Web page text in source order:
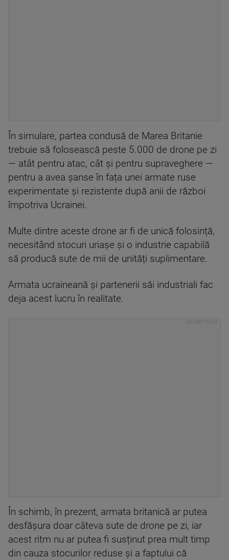
În simulare, partea condusă de Marea Britanie
trebuie să folosească peste 5.000 de drone pe zi
— atât pentru atac, cât și pentru supraveghere —
pentru a avea șanse în fața unei armate ruse
experimentate și rezistente după anii de război
împotriva Ucrainei.
Multe dintre aceste drone ar fi de unică folosință,
necesitând stocuri uriașe și o industrie capabilă
să producă sute de mii de unități suplimentare.
Armata ucraineană și partenerii săi industriali fac
deja acest lucru în realitate.
În schimb, în prezent, armata britanică ar putea
desfășura doar câteva sute de drone pe zi, iar
acest ritm nu ar putea fi susținut prea mult timp
din cauza stocurilor reduse și a faptului că